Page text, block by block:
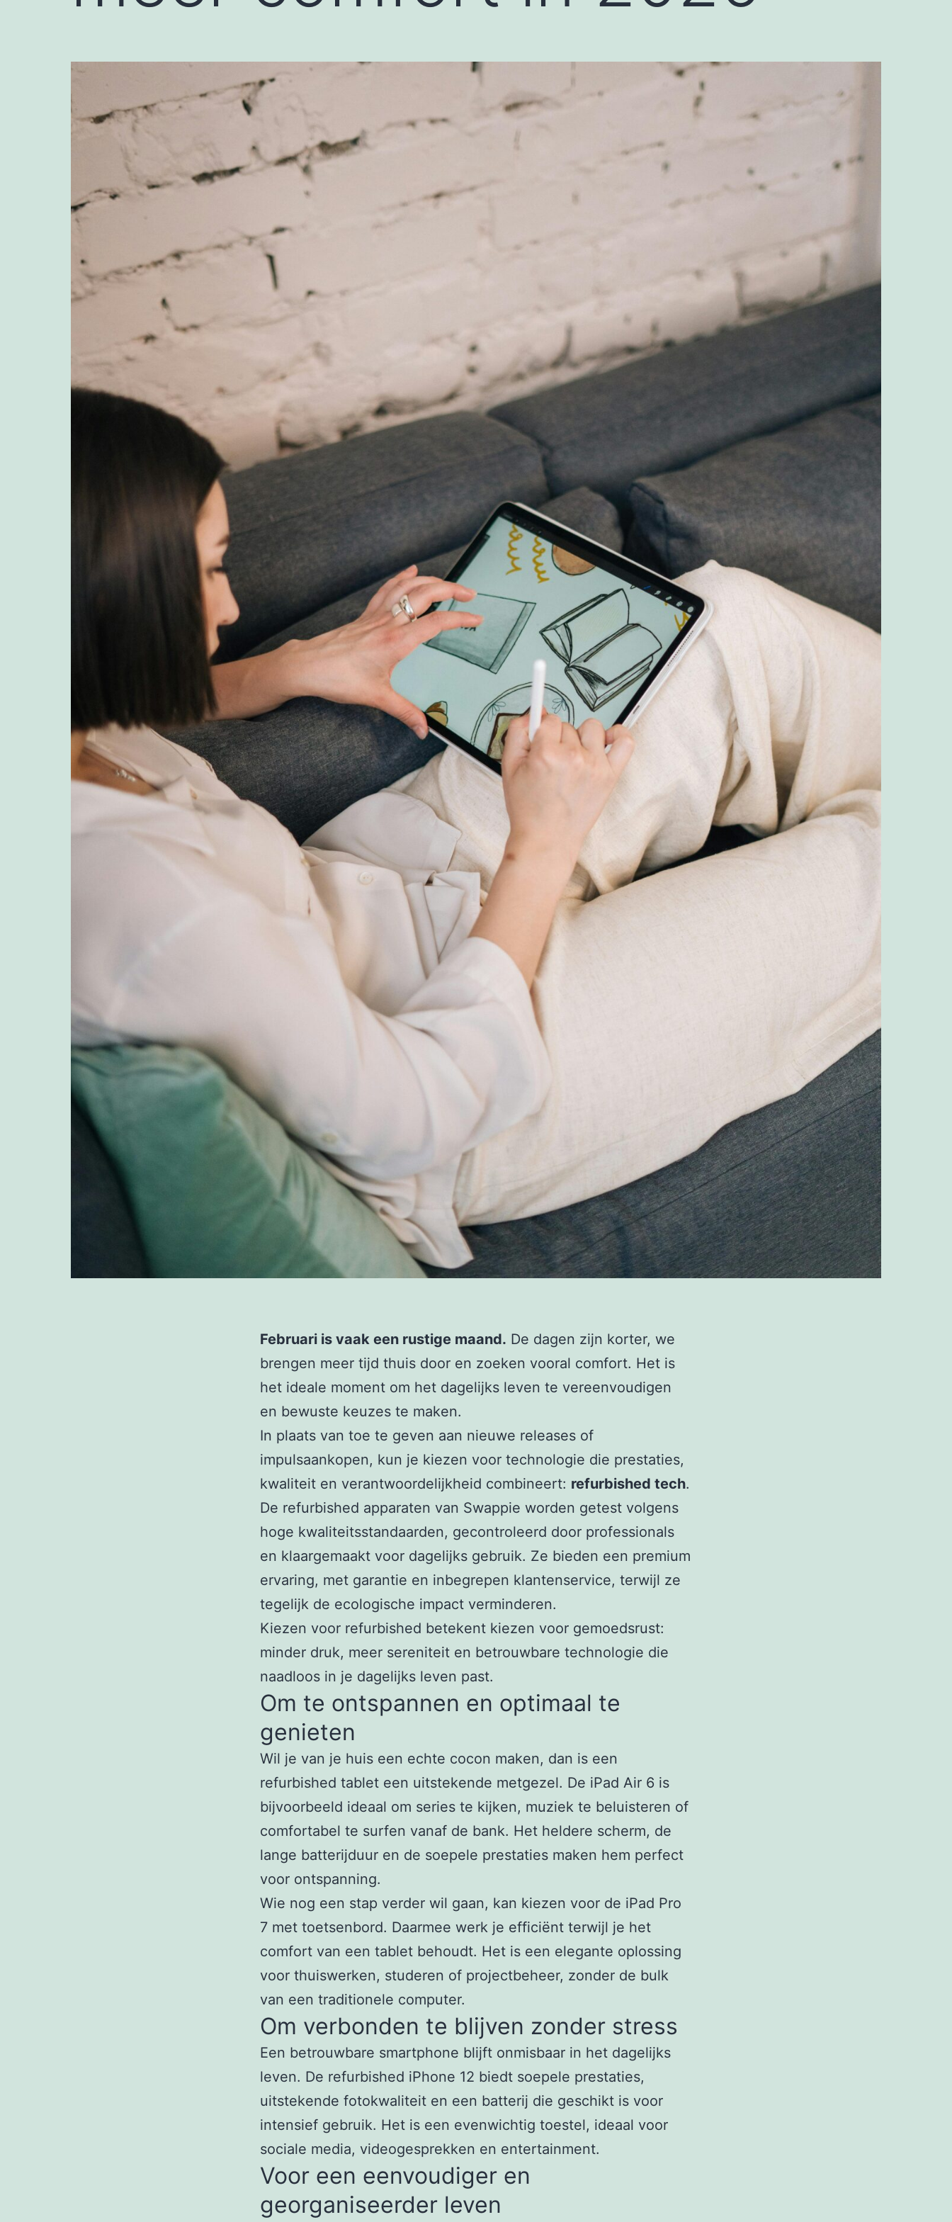
Februari is vaak een rustige maand. De dagen zijn korter, we
brengen meer tijd thuis door en zoeken vooral comfort. Het is
het ideale moment om het dagelijks leven te vereenvoudigen
en bewuste keuzes te maken.
In plaats van toe te geven aan nieuwe releases of
impulsaankopen, kun je kiezen voor technologie die prestaties,
kwaliteit en verantwoordelijkheid combineert: refurbished tech.
De refurbished apparaten van Swappie worden getest volgens
hoge kwaliteitsstandaarden, gecontroleerd door professionals
en klaargemaakt voor dagelijks gebruik. Ze bieden een premium
ervaring, met garantie en inbegrepen klantenservice, terwijl ze
tegelijk de ecologische impact verminderen.
Kiezen voor refurbished betekent kiezen voor gemoedsrust:
minder druk, meer sereniteit en betrouwbare technologie die
naadloos in je dagelijks leven past.
Om te ontspannen en optimaal te
genieten
Wil je van je huis een echte cocon maken, dan is een
refurbished tablet een uitstekende metgezel. De iPad Air 6 is
bijvoorbeeld ideaal om series te kijken, muziek te beluisteren of
comfortabel te surfen vanaf de bank. Het heldere scherm, de
lange batterijduur en de soepele prestaties maken hem perfect
voor ontspanning.
Wie nog een stap verder wil gaan, kan kiezen voor de iPad Pro
7 met toetsenbord. Daarmee werk je efficiënt terwijl je het
comfort van een tablet behoudt. Het is een elegante oplossing
voor thuiswerken, studeren of projectbeheer, zonder de bulk
van een traditionele computer.
Om verbonden te blijven zonder stress
Een betrouwbare smartphone blijft onmisbaar in het dagelijks
leven. De refurbished iPhone 12 biedt soepele prestaties,
uitstekende fotokwaliteit en een batterij die geschikt is voor
intensief gebruik. Het is een evenwichtig toestel, ideaal voor
sociale media, videogesprekken en entertainment.
Voor een eenvoudiger en
georganiseerder leven